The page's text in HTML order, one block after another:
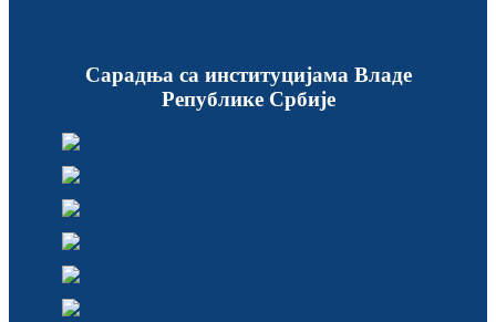
Сарадња са институцијама Владе
Републике Србије